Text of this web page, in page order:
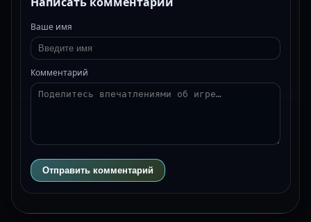
Ваше имя
Комментарий
Отправить комментарий